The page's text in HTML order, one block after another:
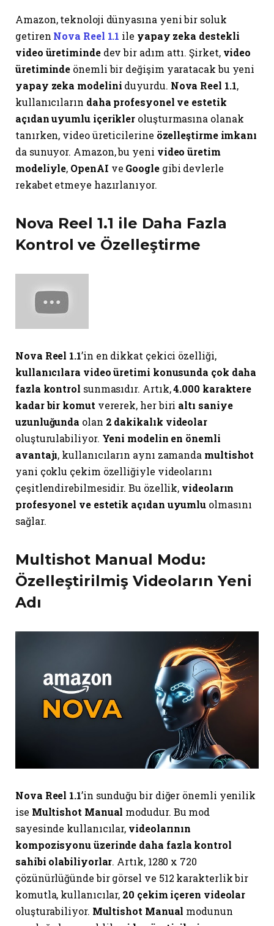
Amazon, teknoloji dünyasına yeni bir soluk
getiren Nova Reel 1.1 ile yapay zeka destekli
video üretimindedev bir adım attı. Şirket, video
üretiminde önemli bir değişim yaratacak bu yeni
yapay zeka modelini duyurdu. Nova Reel 1.1,
kullanıcıların daha profesyonel ve estetik
açıdan uyumlu içerikler oluşturmasına olanak
tanırken, video üreticilerine özelleştirme imkanı
da sunuyor. Amazon, bu yeni video üretim
modeliyle, OpenAI ve Googlegibi devlerle
rekabet etmeye hazırlanıyor.
Nova Reel 1.1 ile Daha Fazla
Kontrol ve Özelleştirme
Nova Reel 1.1’in en dikkat çekici özelliği,
kullanıcılara video üretimi konusunda çok daha
fazla kontrol sunmasıdır. Artık,4.000 karaktere
kadar bir komut vererek, her biri altı saniye
uzunluğunda olan 2 dakikalık videolar
oluşturulabiliyor. Yeni modelin en önemli
avantajı, kullanıcıların aynı zamanda multishot
yani çoklu çekim özelliğiyle videolarını
çeşitlendirebilmesidir. Bu özellik, videoların
profesyonel ve estetik açıdan uyumlu olmasını
sağlar.
Multishot Manual Modu:
Özelleştirilmiş Videoların Yeni
Adı
Nova Reel 1.1’in sunduğu bir diğer önemli yenilik
ise Multishot Manual modudur. Bu mod
sayesinde kullanıcılar, videolarının
kompozisyonu üzerinde daha fazla kontrol
sahibi olabiliyorlar. Artık, 1280 x 720
çözünürlüğünde bir görsel ve 512 karakterlik bir
komutla, kullanıcılar, 20 çekim içeren videolar
oluşturabiliyor. Multishot Manual modunun